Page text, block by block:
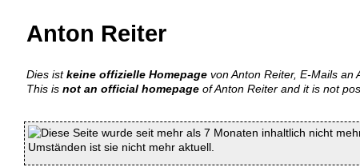
Anton Reiter
Dies istkeine offizielle Homepage von Anton Reiter, E-Mails an
This is not an official homepage of Anton Reiter and it is not
Diese Seite wurde seit mehr als 7 Monaten inhaltlich nicht
Umständen ist sie nicht mehr aktuell.